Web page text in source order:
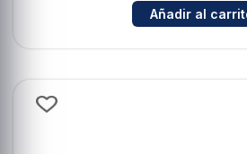
Añadir al